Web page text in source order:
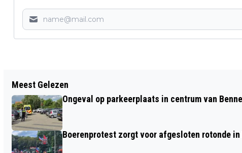
DUITSE OLDTIMER TIJDENS HET RIJDEN
IN BRAND GERAAKT OP DE A30 -
BRANDWEER LUNTEREN BLUST HET
VUUR
Meest Gelezen
Ongeval op parkeerplaats in centrum van
Boerenprotest zorgt voor afgesloten rotonde in